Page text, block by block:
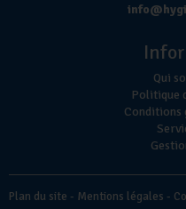
Qui
Politique
Conditions
Plan du site - Mentions légales -